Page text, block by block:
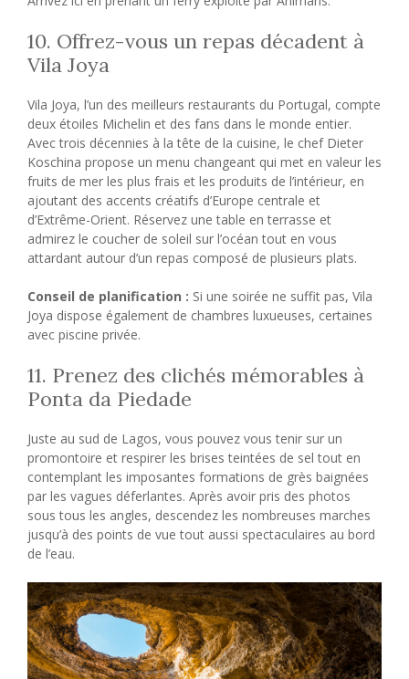
10. Offrez-vous un repas décadent à
Vila Joya
Vila Joya, l’un des meilleurs restaurants du Portugal, compte
deux étoiles Michelin et des fans dans le monde entier.
Avec trois décennies à la tête de la cuisine, le chef Dieter
Koschina propose un menu changeant qui met en valeur les
fruits de mer les plus frais et les produits de l’intérieur, en
ajoutant des accents créatifs d’Europe centrale et
d’Extrême-Orient. Réservez une table en terrasse et
admirez le coucher de soleil sur l’océan tout en vous
attardant autour d’un repas composé de plusieurs plats.
Conseil de planification : Si une soirée ne suffit pas, Vila
Joya dispose également de chambres luxueuses, certaines
avec piscine privée.
11. Prenez des clichés mémorables à
Ponta da Piedade
Juste au sud de Lagos, vous pouvez vous tenir sur un
promontoire et respirer les brises teintées de sel tout en
contemplant les imposantes formations de grès baignées
par les vagues déferlantes. Après avoir pris des photos
sous tous les angles, descendez les nombreuses marches
jusqu’à des points de vue tout aussi spectaculaires au bord
de l’eau.